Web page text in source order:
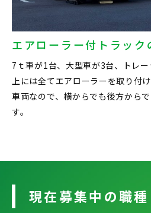
エアローラー付トラック
7ｔ車が1台、大型車が3台、トレ
上には全てエアローラーを取り付
車両なので、横からでも後方から
す。
現在募集中の職種